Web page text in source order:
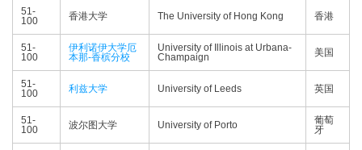
51-
100
香港大学 The University of Hong Kong 香港
51-
100
伊利诺伊大学厄
本那-香槟分校
University of Illinois at Urbana-
Champaign
美国
51-
100
利兹大学 University of Leeds 英国
51-
100
波尔图大学 University of Porto
葡萄
牙